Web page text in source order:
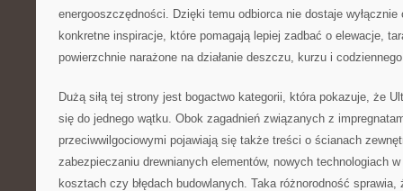
energooszczędności. Dzięki temu odbiorca nie dostaje wyłącznie
konkretne inspiracje, które pomagają lepiej zadbać o elewacje,
powierzchnie narażone na działanie deszczu, kurzu i
Dużą siłą tej strony jest bogactwo kategorii, która pokazuje, że
się do jednego wątku. Obok zagadnień związanych z
przeciwwilgociowymi pojawiają się także treści o ścianach
zabezpieczaniu drewnianych elementów, nowych technologiach
kosztach czy błędach budowlanych. Taka różnorodność